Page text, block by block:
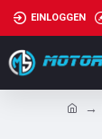
EINLOGGEN